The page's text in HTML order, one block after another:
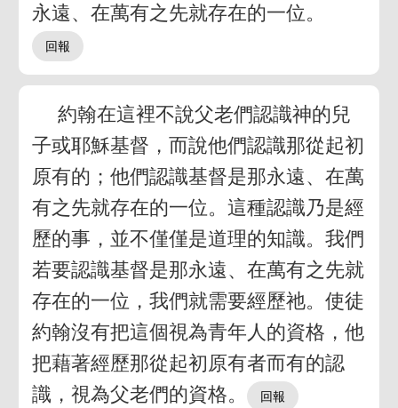
永遠、在萬有之先就存在的一位。
約翰在這裡不說父老們認識神的兒
子或耶穌基督，而說他們認識那從起初
原有的；他們認識基督是那永遠、在萬
有之先就存在的一位。這種認識乃是經
歷的事，並不僅僅是道理的知識。我們
若要認識基督是那永遠、在萬有之先就
存在的一位，我們就需要經歷祂。使徒
約翰沒有把這個視為青年人的資格，他
把藉著經歷那從起初原有者而有的認
識，視為父老們的資格。